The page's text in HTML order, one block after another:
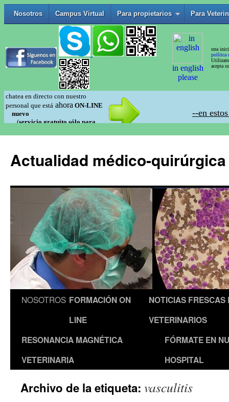
Actualidad médico-
NOSOTROS FORMACIÓN ON
LINE
NOTICIAS FRESCAS
VETERINARIOS
RESONANCIA MAGNÉTICA
VETERINARIA
FÓRMATE EN
HOSPITAL
Archivo de la etiqueta: vasculitis